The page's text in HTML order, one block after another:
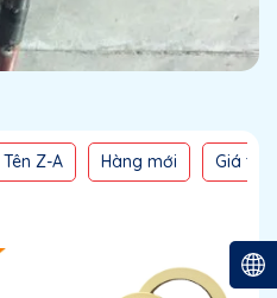
Tên Z-A Hàng mới Giá